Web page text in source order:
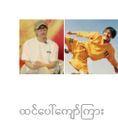
ထင်ပေါ်ကျော်ကြား